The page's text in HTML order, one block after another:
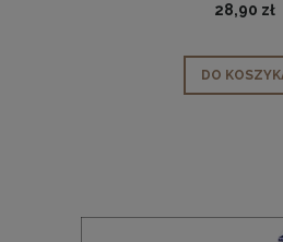
28,90 zł
DO